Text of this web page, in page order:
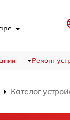
Ремонт
Каталог